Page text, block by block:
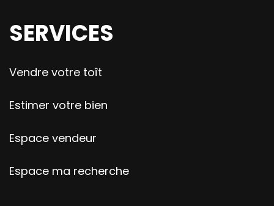
SERVICES
Vendre votre toît
Estimer votre bien
Espace vendeur
Espace ma recherche